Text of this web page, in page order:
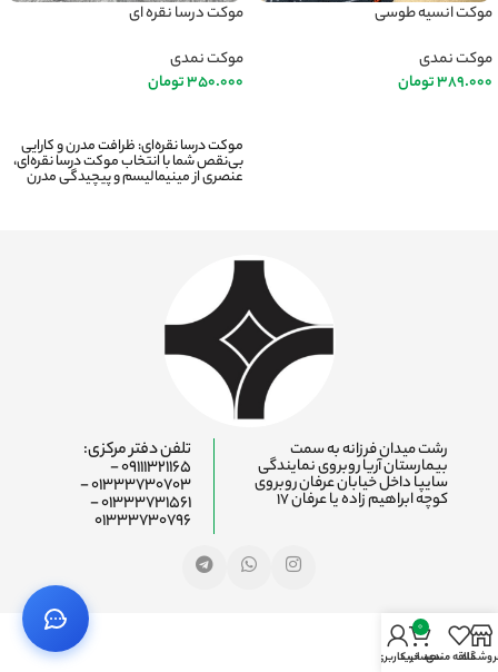
موکت انسیه طوسی
موکت نمدی
389.000تومان
موکت درسا نقره ای
موکت نمدی
350.000تومان
موکت درسا نقره‌ای: ظرافت مدرن و کارایی
بی‌نقص شما با انتخاب موکت درسا نقره‌ای،
عنصری از مینیمالیسم و پیچیدگی مدرن
رشت میدان فرزانه به سمت
بیمارستان آریا روبروی نمایندگی
سایپا داخل خیابان عرفان روبروی
کوچه ابراهیم زاده یا عرفان ۱۷
تلفن دفتر مرکزی:
09111321165 -
01333730703 -
01333731561 -
01333730796
علاقه مندی
0
سبد خرید
حساب کاربری من